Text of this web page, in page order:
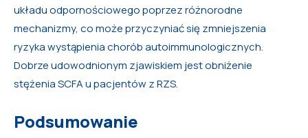
układu odpornościowego poprzez różnorodne
mechanizmy, co może przyczyniać się zmniejszenia
ryzyka wystąpienia chorób autoimmunologicznych.
Dobrze udowodnionym zjawiskiem jest obniżenie
stężenia SCFA u pacjentów z RZS.
Podsumowanie